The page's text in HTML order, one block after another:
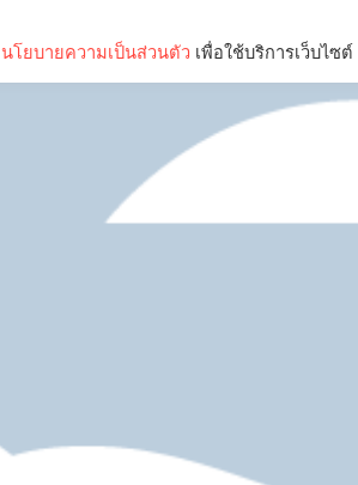
นโยบายความเป็นส่วนตัว เพื่อใช้บริการเว็บไซต์